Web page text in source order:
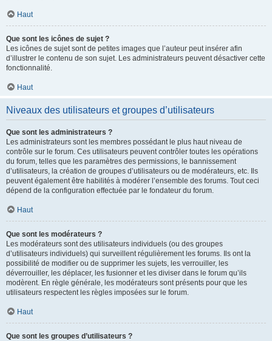
Haut
Que sont les icônes de sujet ?
Les icônes de sujet sont de petites images que l’auteur peut insérer afin
d’illustrer le contenu de son sujet. Les administrateurs peuvent désactiver cette
fonctionnalité.
Haut
Niveaux des utilisateurs et groupes d’utilisateurs
Que sont les administrateurs ?
Les administrateurs sont les membres possédant le plus haut niveau de
contrôle sur le forum. Ces utilisateurs peuvent contrôler toutes les opérations
du forum, telles que les paramètres des permissions, le bannissement
d’utilisateurs, la création de groupes d’utilisateurs ou de modérateurs, etc. Ils
peuvent également être habilités à modérer l’ensemble des forums. Tout ceci
dépend de la configuration effectuée par le fondateur du forum.
Haut
Que sont les modérateurs ?
Les modérateurs sont des utilisateurs individuels (ou des groupes
d’utilisateurs individuels) qui surveillent régulièrement les forums. Ils ont la
possibilité de modifier ou de supprimer les sujets, les verrouiller, les
déverrouiller, les déplacer, les fusionner et les diviser dans le forum qu’ils
modèrent. En règle générale, les modérateurs sont présents pour que les
utilisateurs respectent les règles imposées sur le forum.
Haut
Que sont les groupes d’utilisateurs ?